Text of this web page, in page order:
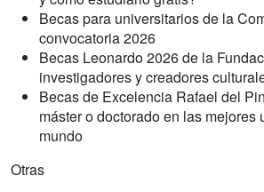
Becas para universitarios de la
convocatoria 2026
Becas Leonardo 2026 de la
investigadores y creadores
Becas de Excelencia Rafael del
máster o doctorado en las mejores
mundo
Otras